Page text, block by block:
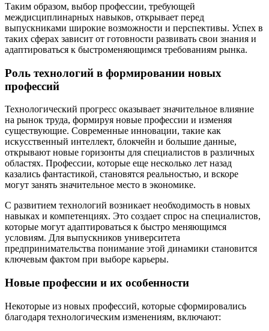
Таким образом, выбор профессии, требующей
междисциплинарных навыков, открывает перед
выпускниками широкие возможности и перспективы. Успех в
таких сферах зависит от готовности развивать свои знания и
адаптироваться к быстроменяющимся требованиям рынка.
Роль технологий в формировании новых
профессий
Технологический прогресс оказывает значительное влияние
на рынок труда, формируя новые профессии и изменяя
существующие. Современные инновации, такие как
искусственный интеллект, блокчейн и большие данные,
открывают новые горизонты для специалистов в различных
областях. Профессии, которые еще несколько лет назад
казались фантастикой, становятся реальностью, и вскоре
могут занять значительное место в экономике.
С развитием технологий возникает необходимость в новых
навыках и компетенциях. Это создает спрос на специалистов,
которые могут адаптироваться к быстро меняющимся
условиям. Для выпускников университета
предпринимательства понимание этой динамики становится
ключевым фактом при выборе карьеры.
Новые профессии и их особенности
Некоторые из новых профессий, которые сформировались
благодаря технологическим изменениям, включают: